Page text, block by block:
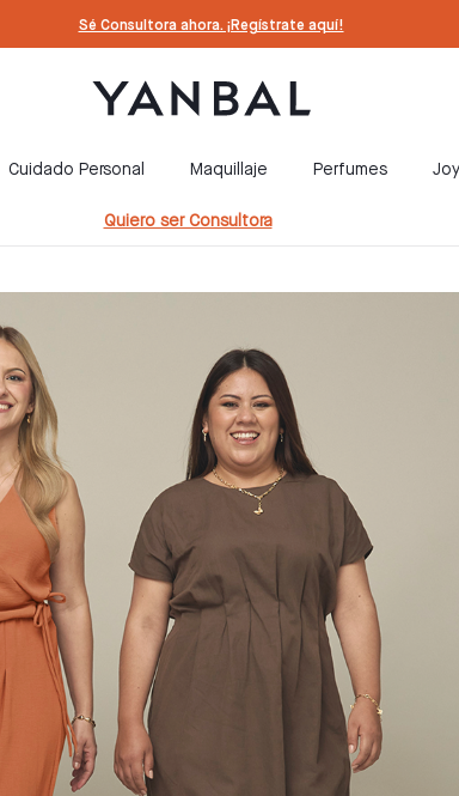
Sé Consultora ahora. ¡Regístrate aquí!
Cuidado Personal Maquillaje Perfumes
Quiero ser Consultora